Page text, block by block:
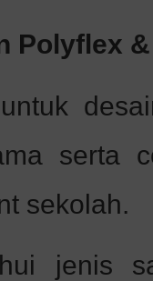
Polyflex
serta
sekolah.
jenis